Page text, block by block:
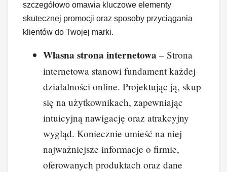
szczegółowo omawia kluczowe elementy
skutecznej promocji oraz sposoby przyciągania
klientów do Twojej marki.
Własna strona internetowa – Strona
internetowa stanowi fundament każdej
działalności online. Projektując ją, skup
się na użytkownikach, zapewniając
intuicyjną nawigację oraz atrakcyjny
wygląd. Koniecznie umieść na niej
najważniejsze informacje o firmie,
oferowanych produktach oraz dane